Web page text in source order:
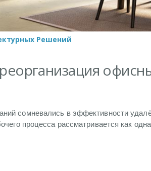
Решений
сомневались в эффективности
процесса рассматривается как